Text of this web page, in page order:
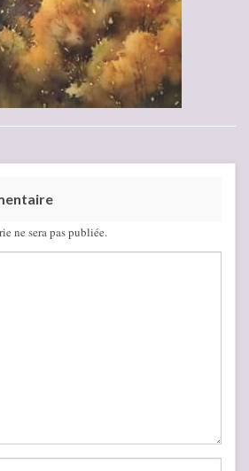
ne sera pas publiée.